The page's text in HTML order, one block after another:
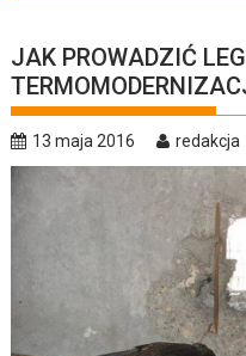
JAK PROWADZIĆ
13 maja 2016 redakcja